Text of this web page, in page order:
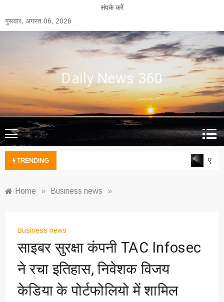
to
content
संपर्क करें
गुरूवार, अगस्त 06, 2026
Daily News 360
TRENDING
Home » Business news »
Business news
साइबर सुरक्षा कंपनी TAC Infosec
ने रचा इतिहास, निवेशक विजय
केडिया के पोर्टफोलियो में शामिल